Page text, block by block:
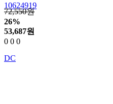
10624919
72,550원
26%
53,687원
0 0 0
DC